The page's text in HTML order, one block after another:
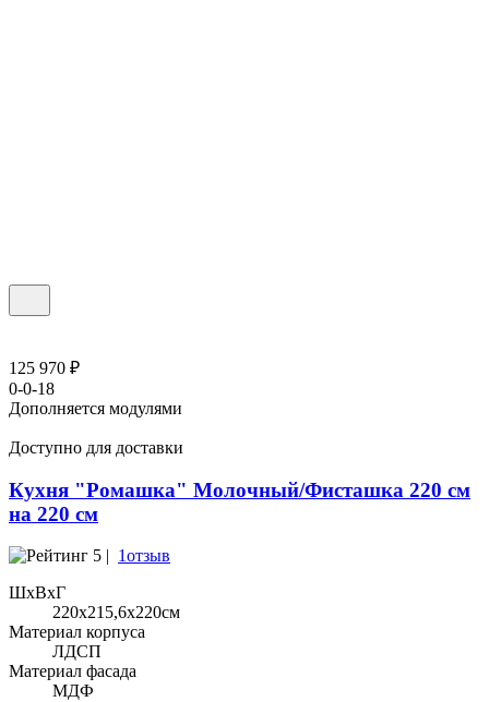
125 970 ₽
0-0-18
Дополняется модулями
Доступно для доставки
Кухня "Ромашка" Молочный/Фисташка 220 см
на 220 см
5 | 1отзыв
ШхВхГ
220x215,6х220см
Материал корпуса
ЛДСП
Материал фасада
МДФ